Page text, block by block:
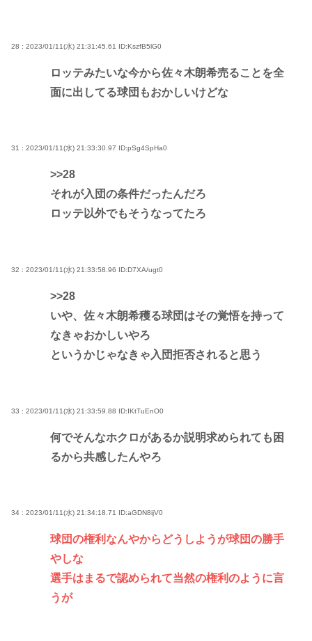
28 : 2023/01/11(水) 21:31:45.61 ID:KszfB5lG0
ロッテみたいな今から佐々木朗希売ることを全
面に出してる球団もおかしいけどな
31 : 2023/01/11(水) 21:33:30.97 ID:pSg4SpHa0
>>28
それが入団の条件だったんだろ
ロッテ以外でもそうなってたろ
32 : 2023/01/11(水) 21:33:58.96 ID:D7XA/ugt0
>>28
いや、佐々木朗希穫る球団はその覚悟を持って
なきゃおかしいやろ
というかじゃなきゃ入団拒否されると思う
33 : 2023/01/11(水) 21:33:59.88 ID:IKtTuEnO0
何でそんなホクロがあるか説明求められても困
るから共感したんやろ
34 : 2023/01/11(水) 21:34:18.71 ID:aGDN8ijV0
球団の権利なんやからどうしようが球団の勝手
やしな
選手はまるで認められて当然の権利のように言
うが